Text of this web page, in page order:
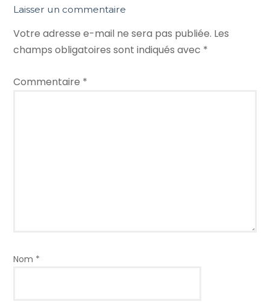
Laisser un commentaire
Votre adresse e-mail ne sera pas publiée. Les
champs obligatoires sont indiqués avec *
Commentaire *
Nom *